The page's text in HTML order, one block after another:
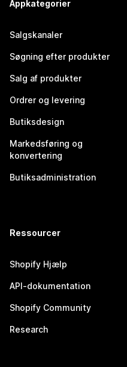
Appkategorier
Salgskanaler
Søgning efter produkter
Salg af produkter
Ordrer og levering
Butiksdesign
Markedsføring og
konvertering
Butiksadministration
Ressourcer
Shopify Hjælp
API-dokumentation
Shopify Community
Research